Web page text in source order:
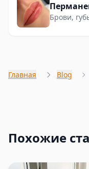
Брови,
Главная Blog
Похожие